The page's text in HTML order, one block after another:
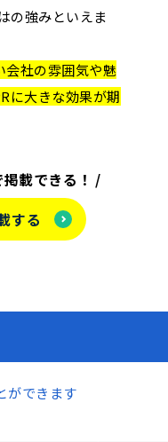
の強みといえま
会社の雰囲気や魅
に大きな効果が期
載できる！
する
ができます